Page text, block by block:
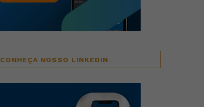
CONHEÇA NOSSO LINKEDIN